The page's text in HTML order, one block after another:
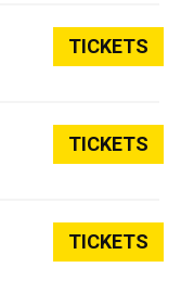
TICKETS
TICKETS
TICKETS